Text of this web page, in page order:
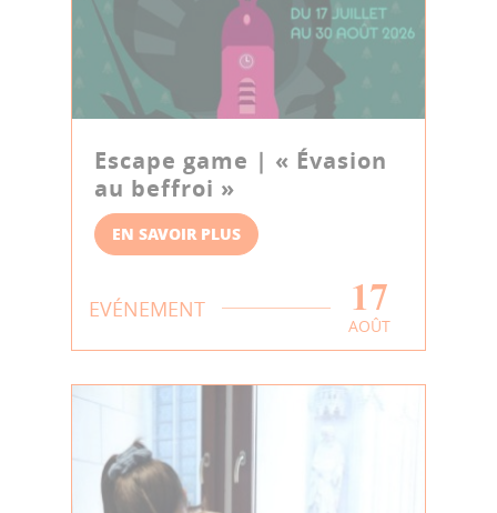
Escape game | « Évasion
au beffroi »
EN SAVOIR PLUS
EVÉNEMENT 17
AOÛT